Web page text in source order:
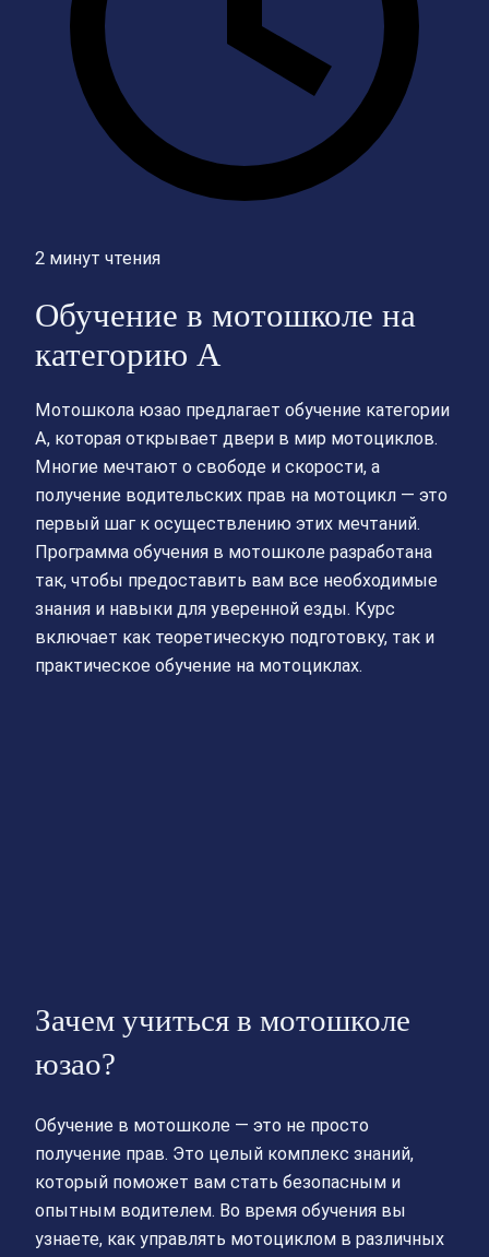
2 минут чтения
Обучение в мотошколе на
категорию А
Мотошкола юзао предлагает обучение категории
А, которая открывает двери в мир мотоциклов.
Многие мечтают о свободе и скорости, а
получение водительских прав на мотоцикл — это
первый шаг к осуществлению этих мечтаний.
Программа обучения в мотошколе разработана
так, чтобы предоставить вам все необходимые
знания и навыки для уверенной езды. Курс
включает как теоретическую подготовку, так и
практическое обучение на мотоциклах.
Зачем учиться в мотошколе
юзао?
Обучение в мотошколе — это не просто
получение прав. Это целый комплекс знаний,
который поможет вам стать безопасным и
опытным водителем. Во время обучения вы
узнаете, как управлять мотоциклом в различных